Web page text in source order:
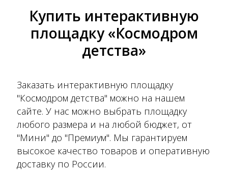
Купить интерактивную
площадку «Космодром
детства»
Заказать интерактивную площадку
"Космодром детства" можно на нашем
сайте. У нас можно выбрать площадку
любого размера и на любой бюджет, от
"Мини" до "Премиум". Мы гарантируем
высокое качество товаров и оперативную
доставку по России.